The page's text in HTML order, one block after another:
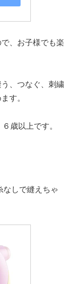
、お子様でも楽
、つなぐ、刺繍
す。
歳以上です。
なしで縫えちゃ